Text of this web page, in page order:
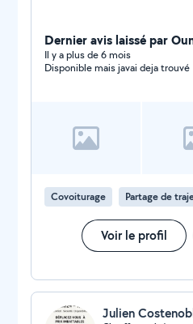
Dernier avis laissé par
Il y a plus de 6 mois
Disponible mais javai deja trouvé
Covoiturage Partage de
Voir le profil
Julien